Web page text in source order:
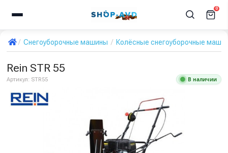
0
Снегоуборочные машины Колёсные снегоуборочные
Rein STR 55
Артикул: STR55 В наличии